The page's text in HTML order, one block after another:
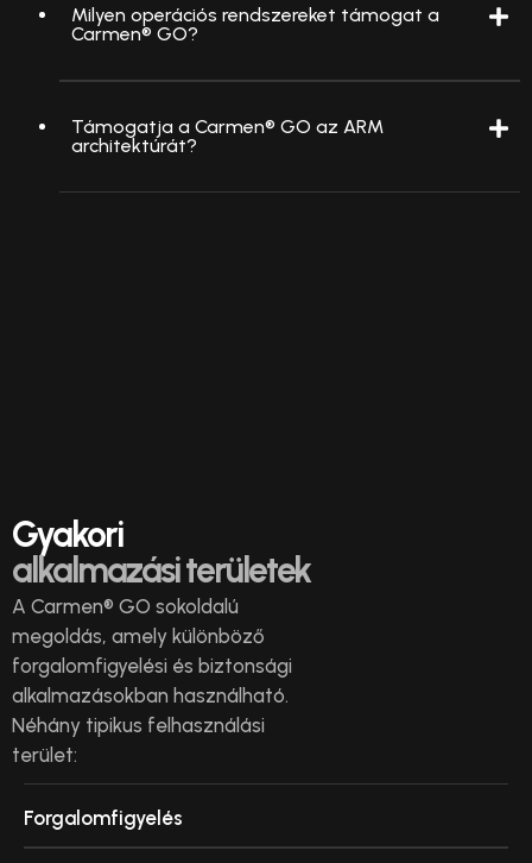
Milyen operációs rendszereket támogat a
Carmen® GO?
Támogatja a Carmen® GO az ARM
architektúrát?
Gyakori
alkalmazási területek
A Carmen® GO sokoldalú
megoldás, amely különböző
forgalomfigyelési és biztonsági
alkalmazásokban használható.
Néhány tipikus felhasználási
terület:
Forgalomfigyelés